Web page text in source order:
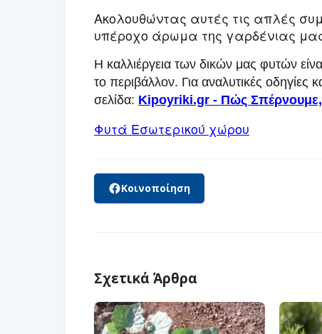
Ακολουθώντας αυτές τις απλές
υπέροχο άρωμα της γαρδένιας
Η καλλιέργεια των δικών μας φυτών
το περιβάλλον. Για αναλυτικές οδηγίες
σελίδα: Kipoyriki.gr - Πώς Σπέρνουμε,
Φυτά Εσωτερικού χώρου
Κοινοποίηση
Σχετικά Άρθρα